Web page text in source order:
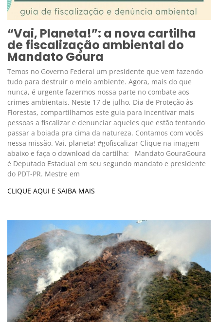
“Vai, Planeta!”: a nova cartilha
de fiscalização ambiental do
Mandato Goura
Temos no Governo Federal um presidente que vem fazendo
tudo para destruir o meio ambiente. Agora, mais do que
nunca, é urgente fazermos nossa parte no combate aos
crimes ambientais. Neste 17 de julho, Dia de Proteção às
Florestas, compartilhamos este guia para incentivar mais
pessoas a fiscalizar e denunciar aqueles que estão tentando
passar a boiada pra cima da natureza. Contamos com vocês
nessa missão. Vai, planeta! #gofiscalizar Clique na imagem
abaixo e faça o download da cartilha: Mandato GouraGoura
é Deputado Estadual em seu segundo mandato e presidente
do PDT-PR. Mestre em
CLIQUE AQUI E SAIBA MAIS